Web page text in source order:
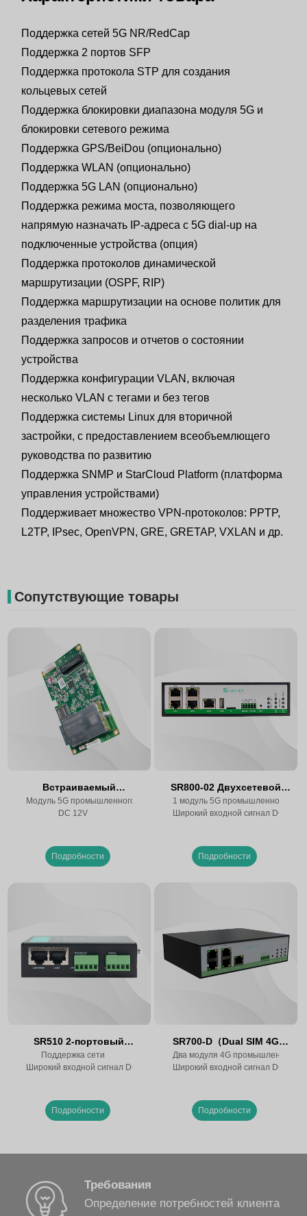
Поддержка сетей 5G NR/RedCap
Поддержка 2 портов SFP
Поддержка протокола STP для создания
кольцевых сетей
Поддержка блокировки диапазона модуля 5G и
блокировки сетевого режима
Поддержка GPS/BeiDou (опционально)
Поддержка WLAN (опционально)
Поддержка 5G LAN (опционально)
Поддержка режима моста, позволяющего
напрямую назначать IP-адреса с 5G dial-up на
подключенные устройства (опция)
Поддержка протоколов динамической
маршрутизации (OSPF, RIP)
Поддержка маршрутизации на основе политик для
разделения трафика
Поддержка запросов и отчетов о состоянии
устройства
Поддержка конфигурации VLAN, включая
несколько VLAN с тегами и без тегов
Поддержка системы Linux для вторичной
застройки, с предоставлением всеобъемлющего
руководства по развитию
Поддержка SNMP и StarCloud Platform (платформа
управления устройствами)
Поддерживает множество VPN-протоколов: PPTP,
L2TP, IPsec, OpenVPN, GRE, GRETAP, VXLAN и др.
Сопутствующие товары
Встраиваемый
маршрутизатор 5G SR830-E
Модуль 5G промышленного класса
DC 12V
Подробности
SR800-02 Двухсетевой
маршрутизатор (5G+4G)
1 модуль 5G промышленного
Широкий входной сигнал DC
Подробности
SR510 2-портовый
маршрутизатор 5G
Поддержка сети
Широкий входной сигнал DC 9~36V
Подробности
SR700-D（Dual SIM 4G
Router, два встроенных
модуля）
Два модуля 4G промышленного
Широкий входной сигнал DC
Подробности
Требования
Определение потребностей клиента